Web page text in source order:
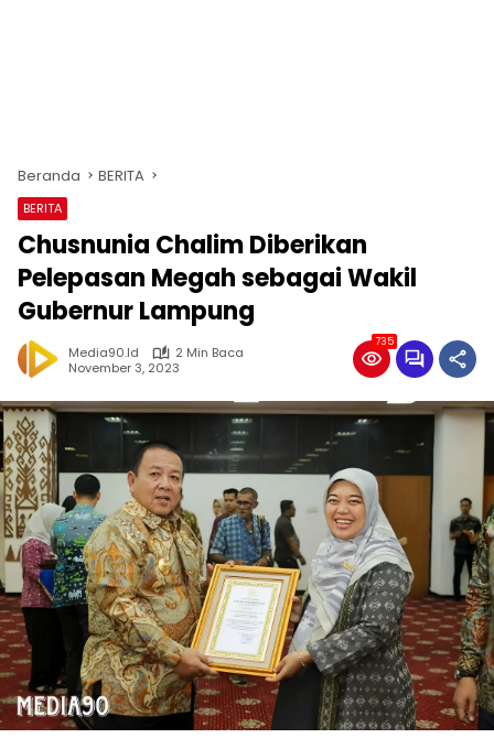
Beranda BERITA
BERITA
Chusnunia Chalim Diberikan
Pelepasan Megah sebagai Wakil
Gubernur Lampung
Media90.id
2 Min Baca
November 3, 2023
735